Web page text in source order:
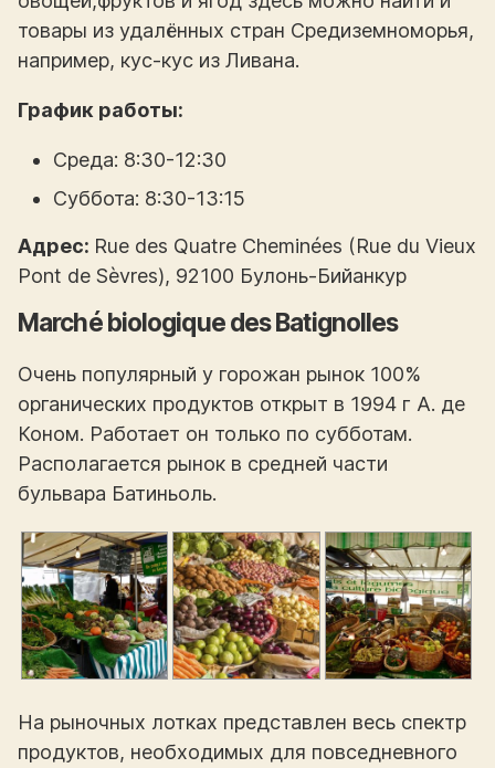
товары из удалённых стран Средиземноморья,
например, кус-кус из Ливана.
График работы:
Среда: 8:30-12:30
Суббота: 8:30-13:15
Адрес: Rue des Quatre Cheminées (Rue du Vieux
Pont de Sèvres), 92100 Булонь-Бийанкур
Marché biologique des Batignolles
Очень популярный у горожан рынок 100%
органических продуктов открыт в 1994 г А. де
Коном. Работает он только по субботам.
Располагается рынок в средней части
бульвара Батиньоль.
На рыночных лотках представлен весь спектр
продуктов, необходимых для повседневного